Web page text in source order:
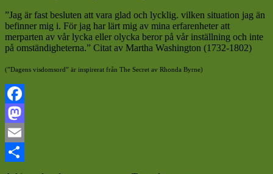
”Jag är fast besluten att vara glad och lycklig. vilken situation jag än
befinner mig i. För jag har lärt mig av mina erfarenheter att
merparten av vår lycka eller olycka beror på vår inställning och inte
på omständigheterna.” Citat av Martha Washington (1732-1802)
(”Dagens visdomsord” är inspirerat från The Secret av Rhonda Byrne)
Facebook
Mastodon
Email
Dela